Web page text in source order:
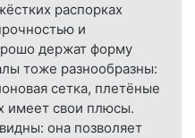
распорках
и
держат форму
тоже разнообразны:
сетка, плетёные
имеет свои плюсы.
она позволяет